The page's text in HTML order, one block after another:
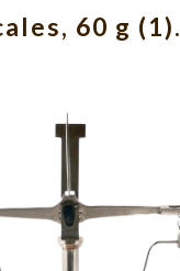
60 g (1).